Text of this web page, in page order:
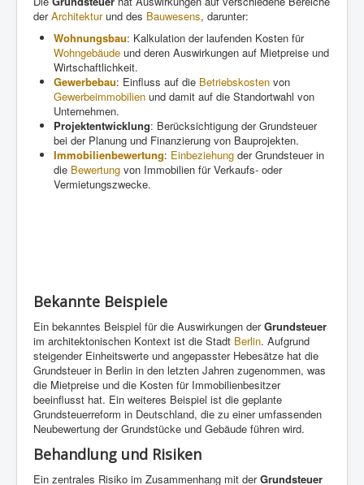
derArchitekturund des Bauwesens, darunter:
Wohnungsbau: Kalkulation der laufenden Kosten für
Wohngebäude und deren Auswirkungen auf Mietpreise und
Wirtschaftlichkeit.
Gewerbebau: Einfluss auf die Betriebskosten von
Gewerbeimmobilien und damit auf die Standortwahl von
Unternehmen.
Projektentwicklung: Berücksichtigung der Grundsteuer
bei der Planung und Finanzierung von Bauprojekten.
Immobilienbewertung: Einbeziehung der Grundsteuer in
die Bewertung von Immobilien für Verkaufs- oder
Vermietungszwecke.
Bekannte Beispiele
Ein bekanntes Beispiel für die Auswirkungen derGrundsteuer
im architektonischen Kontext ist die Stadt Berlin. Aufgrund
steigender Einheitswerte und angepasster Hebesätze hat die
Grundsteuer in Berlin in den letzten Jahren zugenommen, was
die Mietpreise und die Kosten für Immobilienbesitzer
beeinflusst hat. Ein weiteres Beispiel ist die geplante
Grundsteuerreform in Deutschland, die zu einer umfassenden
Neubewertung der Grundstücke und Gebäude führen wird.
Behandlung und Risiken
Ein zentrales Risiko im Zusammenhang mit derGrundsteuer